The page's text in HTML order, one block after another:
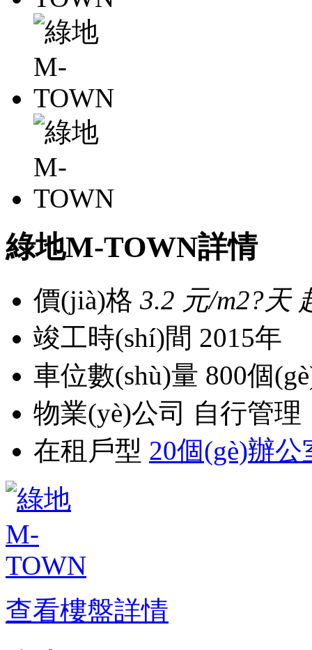
綠地M-TOWN詳情
價(jià)格 3.2 元/m2?天
竣工時(shí)間 2015年
車位數(shù)量 800個
物業(yè)公司 自行管理
在租戶型 20個(gè)辦公
查看樓盤詳情